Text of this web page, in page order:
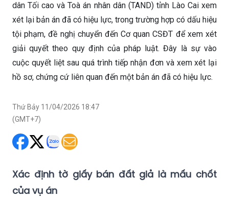
dân Tối cao và Toà án nhân dân (TAND) tỉnh Lào Cai xem
xét lại bản án đã có hiệu lực, trong trường hợp có dấu hiệu
tội phạm, đề nghị chuyển đến Cơ quan CSĐT để xem xét
giải quyết theo quy định của pháp luật. Đây là sự vào
cuộc quyết liệt sau quá trình tiếp nhận đơn và xem xét lại
hồ sơ, chứng cứ liên quan đến một bản án đã có hiệu lực.
Thứ Bảy 11/04/2026 18:47
(GMT+7)
Xác định tờ giấy bán đất giả là mấu chốt
của vụ án